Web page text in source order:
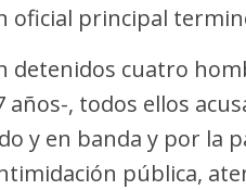
oficial principal
detenidos cuatro
años-, todos ellos
y en banda y por la
pública,